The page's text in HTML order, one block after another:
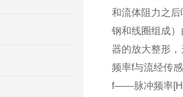
和流体阻力之
钢和线圈组成
器的放大整形
频率f与流经传
f——脉冲频率